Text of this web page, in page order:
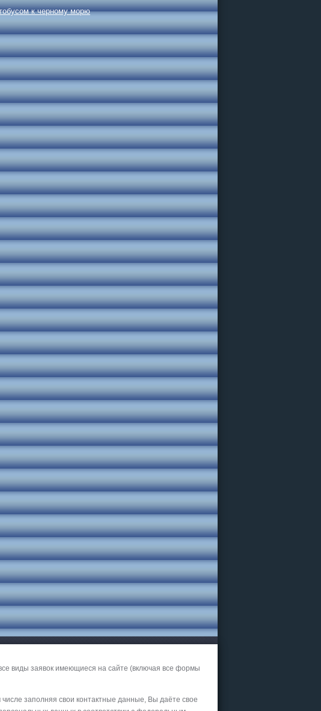
к черному морю
виды заявок имеющиеся на сайте (включая все формы
заполняя свои контактные данные, Вы даёте свое